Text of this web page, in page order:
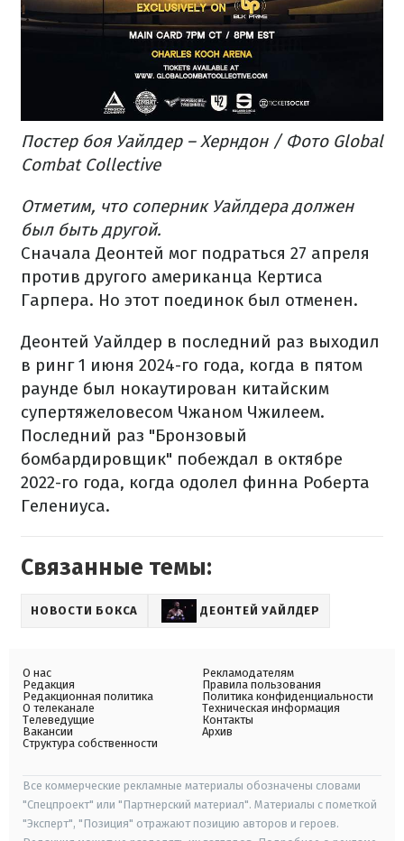
Постер боя Уайлдер – Херндон / Фото Global
Combat Collective
Отметим, что соперник Уайлдера должен
был быть другой.
Сначала Деонтей мог подраться 27 апреля
против другого американца Кертиса
Гарпера. Но этот поединок был отменен.
Деонтей Уайлдер в последний раз выходил
в ринг 1 июня 2024-го года, когда в пятом
раунде был нокаутирован китайским
супертяжеловесом Чжаном Чжилеем.
Последний раз "Бронзовый
бомбардировщик" побеждал в октябре
2022-го года, когда одолел финна Роберта
Гелениуса.
Связанные темы:
НОВОСТИ БОКСА ДЕОНТЕЙ УАЙЛДЕР
О нас
Редакция
Редакционная политика
О телеканале
Телеведущие
Вакансии
Структура собственности
Рекламодателям
Правила пользования
Политика конфиденциальности
Техническая информация
Контакты
Архив
Все коммерческие рекламные материалы обозначены словами
"Спецпроект" или "Партнерский материал". Материалы с пометкой
"Эксперт", "Позиция" отражают позицию авторов и героев.